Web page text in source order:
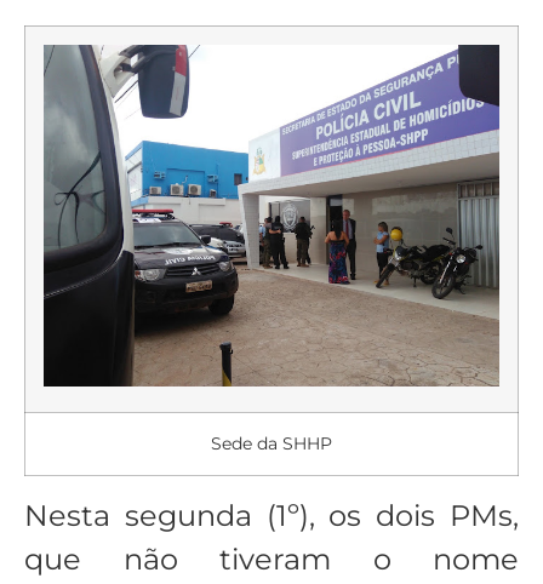
Sede da SHHP
Nesta segunda (1º), os dois PMs,
que não tiveram o nome